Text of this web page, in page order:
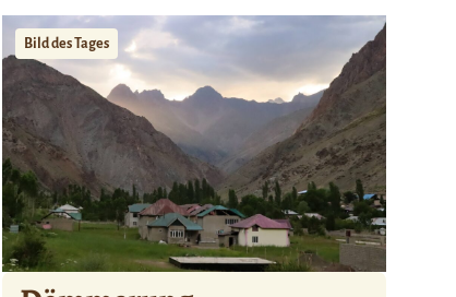
Bild des Tages